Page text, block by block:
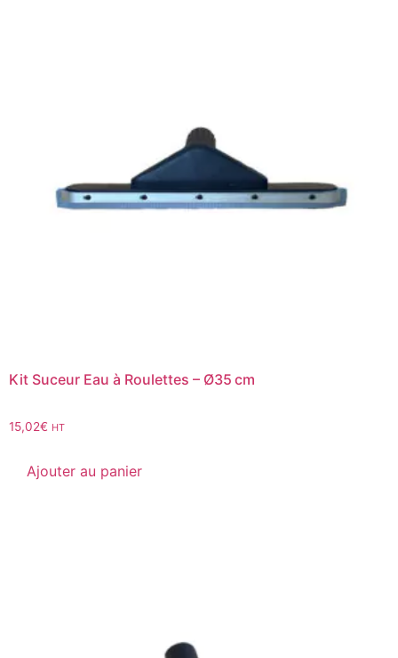
Kit Suceur Eau à Roulettes – Ø35 cm
15,02€ HT
Ajouter au panier